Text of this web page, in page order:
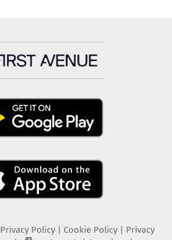
Privacy Policy| Cookie Policy| Privacy